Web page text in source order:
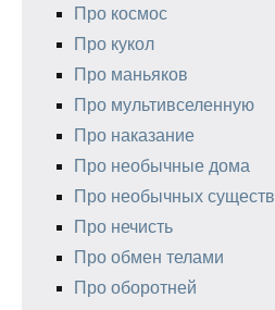
Про космос
Про кукол
Про маньяков
Про мультивселенную
Про наказание
Про необычные дома
Про необычных существ
Про нечисть
Про обмен телами
Про оборотней